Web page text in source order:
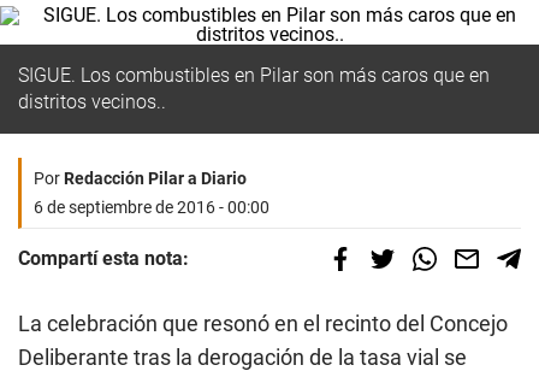
SIGUE. Los combustibles en Pilar son más caros que en
distritos vecinos..
PorRedacción Pilar a Diario
6 de septiembre de 2016 - 00:00
Compartí esta nota:
La celebración que resonó en el recinto del Concejo
Deliberante tras la derogación de la tasa vial se